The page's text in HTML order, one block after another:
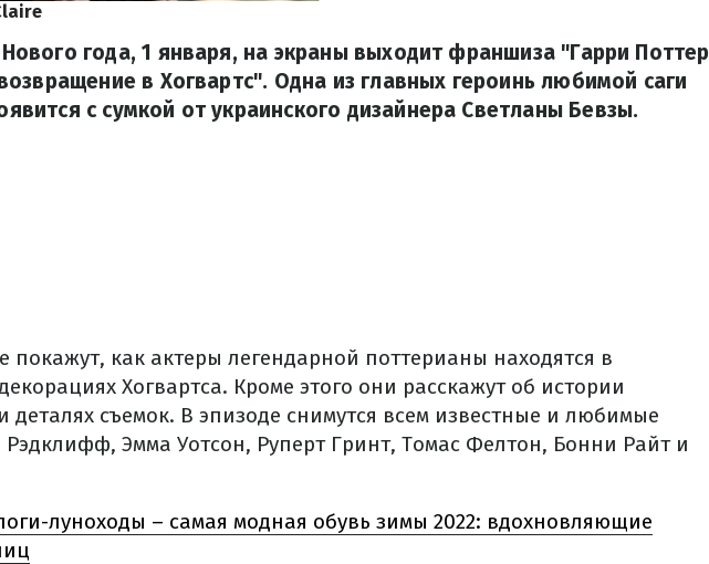
года, 1 января, на экраны выходит франшиза "Гарри Поттер
в Хогвартс". Одна из главных героинь любимой саги
с сумкой от украинского дизайнера Светланы Бевзы.
покажут, как актеры легендарной поттерианы находятся в
Хогвартса. Кроме этого они расскажут об истории
деталях съемок. В эпизоде снимутся всем известные и любимые
Рэдклифф, Эмма Уотсон, Руперт Гринт, Томас Фелтон, Бонни Райт и
луноходы – самая модная обувь зимы 2022: вдохновляющие